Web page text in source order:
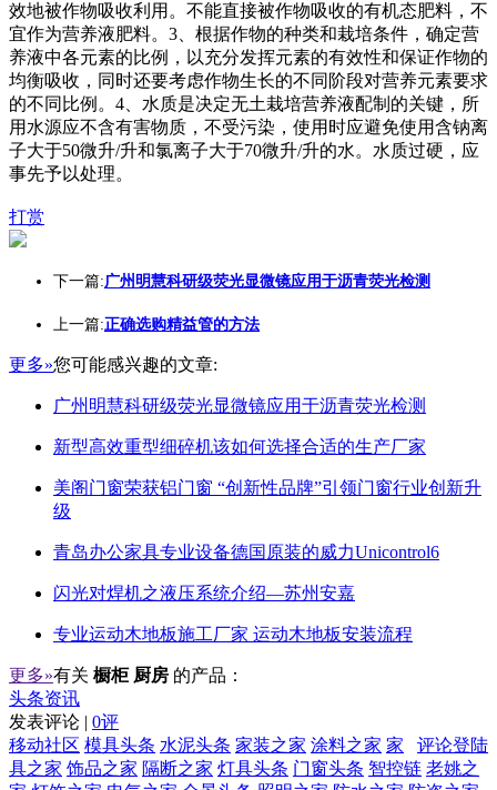
效地被作物吸收利用。不能直接被作物吸收的有机态肥料，不
宜作为营养液肥料。3、根据作物的种类和栽培条件，确定营
养液中各元素的比例，以充分发挥元素的有效性和保证作物的
均衡吸收，同时还要考虑作物生长的不同阶段对营养元素要求
的不同比例。4、水质是决定无土栽培营养液配制的关键，所
用水源应不含有害物质，不受污染，使用时应避免使用含钠离
子大于50微升/升和氯离子大于70微升/升的水。水质过硬，应
事先予以处理。
打赏
下一篇:广州明慧科研级荧光显微镜应用于沥青荧光检测
上一篇:正确选购精益管的方法
更多»您可能感兴趣的文章:
广州明慧科研级荧光显微镜应用于沥青荧光检测
新型高效重型细碎机该如何选择合适的生产厂家
美阁门窗荣获铝门窗 “创新性品牌”引领门窗行业创新升
级
青岛办公家具专业设备德国原装的威力Unicontrol6
闪光对焊机之液压系统介绍—苏州安嘉
专业运动木地板施工厂家 运动木地板安装流程
更多»有关 橱柜 厨房 的产品：
头条资讯
发表评论 | 0评
评论登陆
移动社区 模具头条 水泥头条 家装之家 涂料之家 家
具之家 饰品之家 隔断之家 灯具头条 门窗头条 智控链 老姚之